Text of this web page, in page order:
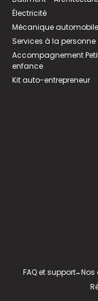
Électricité
Mécanique automobile
Services à la personne
Accompagnement
enfance
Kit auto-entrepreneur
FAQ et support-Nos